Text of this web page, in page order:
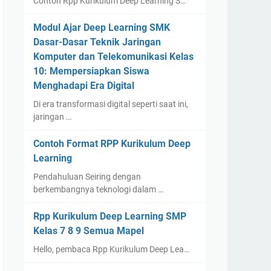
Modul Ajar Deep Learning SMK
Dasar-Dasar Teknik Jaringan
Komputer dan Telekomunikasi Kelas
10: Mempersiapkan Siswa
Menghadapi Era Digital
Di era transformasi digital seperti saat ini,
jaringan …
Contoh Format RPP Kurikulum Deep
Learning
Pendahuluan Seiring dengan
berkembangnya teknologi dalam …
Rpp Kurikulum Deep Learning SMP
Kelas 7 8 9 Semua Mapel
Hello, pembaca Rpp Kurikulum Deep Lea…